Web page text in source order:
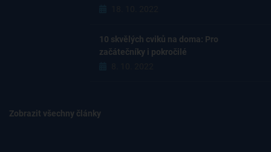
10 skvělých cviků na doma: Pro
začátečníky i pokročilé
Zobrazit všechny články